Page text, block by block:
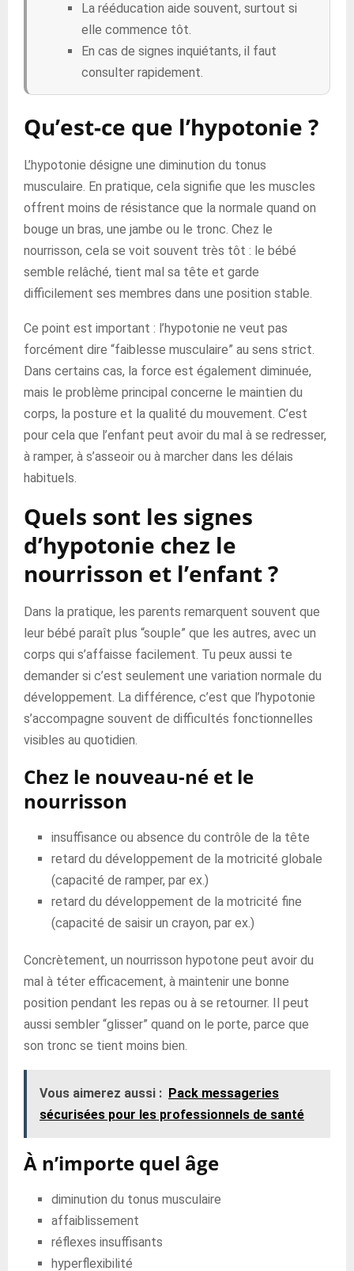
La rééducation aide souvent, surtout si
elle commence tôt.
En cas de signes inquiétants, il faut
consulter rapidement.
Qu’est-ce que l’hypotonie ?
L’hypotonie désigne une diminution du tonus
musculaire. En pratique, cela signifie que les muscles
offrent moins de résistance que la normale quand on
bouge un bras, une jambe ou le tronc. Chez le
nourrisson, cela se voit souvent très tôt : le bébé
semble relâché, tient mal sa tête et garde
difficilement ses membres dans une position stable.
Ce point est important : l’hypotonie ne veut pas
forcément dire “faiblesse musculaire” au sens strict.
Dans certains cas, la force est également diminuée,
mais le problème principal concerne le maintien du
corps, la posture et la qualité du mouvement. C’est
pour cela que l’enfant peut avoir du mal à se redresser,
à ramper, à s’asseoir ou à marcher dans les délais
habituels.
Quels sont les signes
d’hypotonie chez le
nourrisson et l’enfant ?
Dans la pratique, les parents remarquent souvent que
leur bébé paraît plus “souple” que les autres, avec un
corps qui s’affaisse facilement. Tu peux aussi te
demander si c’est seulement une variation normale du
développement. La différence, c’est que l’hypotonie
s’accompagne souvent de difficultés fonctionnelles
visibles au quotidien.
Chez le nouveau-né et le
nourrisson
insuffisance ou absence du contrôle de la tête
retard du développement de la motricité globale
(capacité de ramper, par ex.)
retard du développement de la motricité fine
(capacité de saisir un crayon, par ex.)
Concrètement, un nourrisson hypotone peut avoir du
mal à téter efficacement, à maintenir une bonne
position pendant les repas ou à se retourner. Il peut
aussi sembler “glisser” quand on le porte, parce que
son tronc se tient moins bien.
Vous aimerez aussi : Pack messageries
sécurisées pour les professionnels de santé
À n’importe quel âge
diminution du tonus musculaire
affaiblissement
réflexes insuffisants
hyperflexibilité